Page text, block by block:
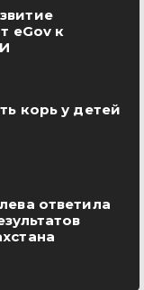
eGov к
корь у детей
ответила